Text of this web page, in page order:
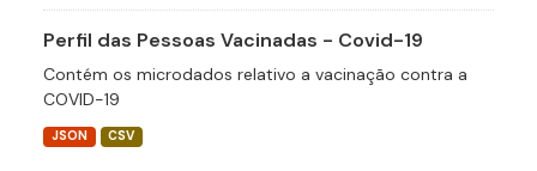
Perfil das Pessoas Vacinadas - Covid-19
Contém os microdados relativo a vacinação contra a
COVID-19
JSON CSV